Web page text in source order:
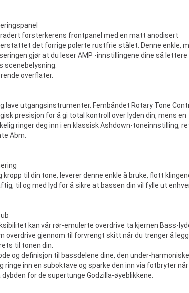
forsterkerens frontpanel med en matt anodisert
erstattet det forrige polerte rustfrie stålet. Denne enkle,
gjør at du leser AMP -innstillingene dine så lettere
scenebelysning.
overflater.
lave utgangsinstrumenter. Fembåndet Rotary Tone
presisjon for å gi total kontroll over lyden din, mens en
ringer deg inn i en klassisk Ashdown-toneinnstilling,
Abm.
kropp til din tone, leverer denne enkle å bruke, flott
til og med lyd for å sikre at bassen din vil fylle ut
kan vår rør-emulerte overdrive ta kjernen Bass-
overdrive gjennom til forvrengt skitt når du trenger å
til tonen din.
og definisjon til bassdelene dine, den under-harmoniske
ringe inn en suboktave og sparke den inn via fotbryter når
for de supertunge Godzilla-øyeblikkene.